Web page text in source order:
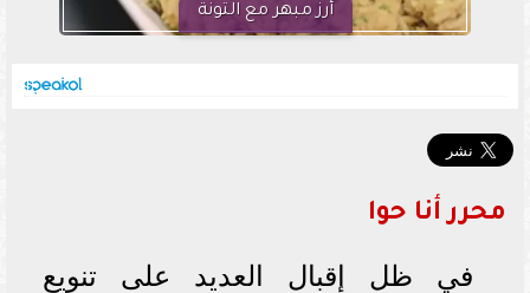
أرز مبهر مع التونة
محرر أنا حوا
في ظل إقبال العديد على تنويع